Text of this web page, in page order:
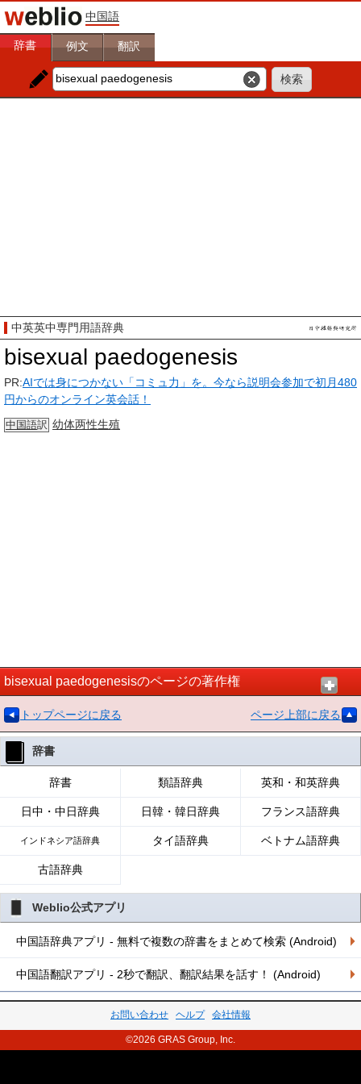
中国語
辞書 例文 翻訳
中英英中専門用語辞典
bisexual paedogenesis
PR:AIでは身につかない「コミュ力」を。今なら説明会参加で初月480
円からのオンライン英会話！
中国語訳 幼体两性生殖
bisexual paedogenesisのページの著作権
トップページに戻る ページ上部に戻る
辞書
辞書 類語辞典 英和・和英辞典
日中・中日辞典 日韓・韓日辞典 フランス語辞典
インドネシア語辞典 タイ語辞典 ベトナム語辞典
古語辞典
Weblio公式アプリ
中国語辞典アプリ - 無料で複数の辞書をまとめて検索 (Android)
中国語翻訳アプリ - 2秒で翻訳、翻訳結果を話す！ (Android)
お問い合わせ ヘルプ 会社情報
©2026 GRAS Group, Inc.